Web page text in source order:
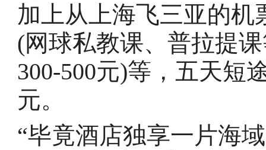
加上从上海飞三亚的
(网球私教课、普拉提
300-500元)等，五天短
元。
“毕竟酒店独享一片海